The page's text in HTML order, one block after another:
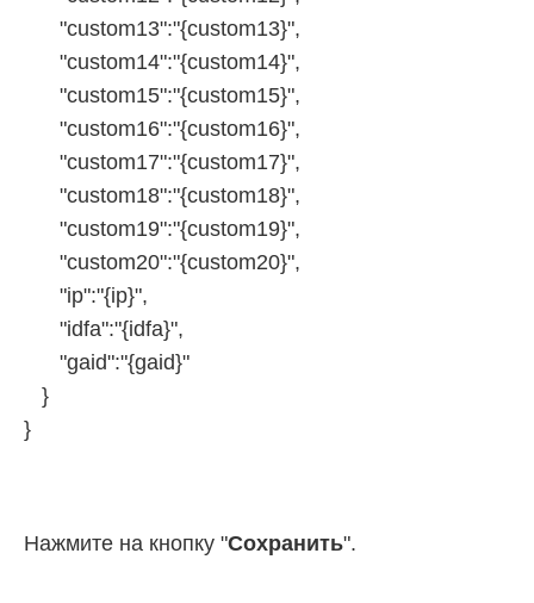
"custom13":"{custom13}",
"custom14":"{custom14}",
"custom15":"{custom15}",
"custom16":"{custom16}",
"custom17":"{custom17}",
"custom18":"{custom18}",
"custom19":"{custom19}",
"custom20":"{custom20}",
"ip":"{ip}",
"idfa":"{idfa}",
"gaid":"{gaid}"
}
}
Нажмите на кнопку "Сохранить".